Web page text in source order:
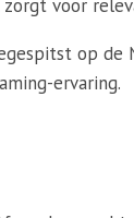
voor
op
ervaring.